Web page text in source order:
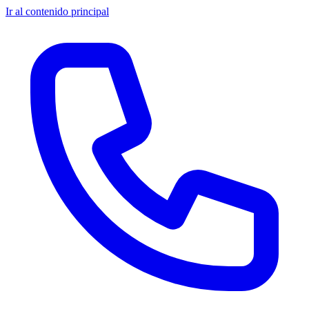
Ir al contenido principal